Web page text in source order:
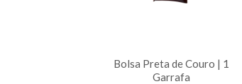
Bolsa Preta de Couro | 1
Garrafa